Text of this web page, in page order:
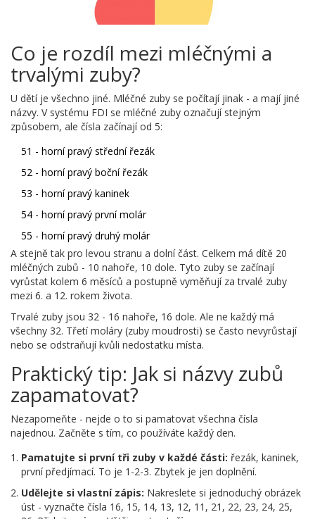
Co je rozdíl mezi mléčnými a
trvalými zuby?
U dětí je všechno jiné. Mléčné zuby se počítají jinak - a mají jiné
názvy. V systému FDI se mléčné zuby označují stejným
způsobem, ale čísla začínají od 5:
51 - horní pravý střední řezák
52 - horní pravý boční řezák
53 - horní pravý kaninek
54 - horní pravý první molár
55 - horní pravý druhý molár
A stejně tak pro levou stranu a dolní část. Celkem má dítě 20
mléčných zubů - 10 nahoře, 10 dole. Tyto zuby se začínají
vyrůstat kolem 6 měsíců a postupně vyměňují za trvalé zuby
mezi 6. a 12. rokem života.
Trvalé zuby jsou 32 - 16 nahoře, 16 dole. Ale ne každý má
všechny 32. Třetí moláry (zuby moudrosti) se často nevyrůstají
nebo se odstraňují kvůli nedostatku místa.
Praktický tip: Jak si názvy zubů
zapamatovat?
Nezapomeňte - nejde o to si pamatovat všechna čísla
najednou. Začněte s tím, co používáte každý den.
Pamatujte si první tři zuby v každé části: řezák, kaninek,
první předjímací. To je 1-2-3. Zbytek je jen doplnění.
Udělejte si vlastní zápis: Nakreslete si jednoduchý obrázek
úst - vyznačte čísla 16, 15, 14, 13, 12, 11, 21, 22, 23, 24, 25,